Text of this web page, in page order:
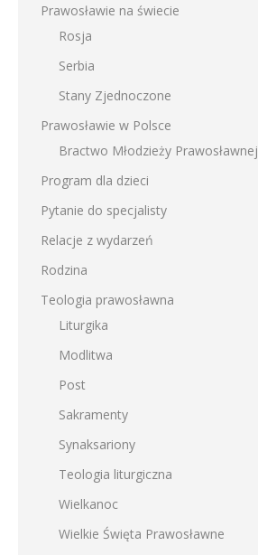
Prawosławie na świecie
Rosja
Serbia
Stany Zjednoczone
Prawosławie w Polsce
Bractwo Młodzieży Prawosławnej
Program dla dzieci
Pytanie do specjalisty
Relacje z wydarzeń
Rodzina
Teologia prawosławna
Liturgika
Modlitwa
Post
Sakramenty
Synaksariony
Teologia liturgiczna
Wielkanoc
Wielkie Święta Prawosławne